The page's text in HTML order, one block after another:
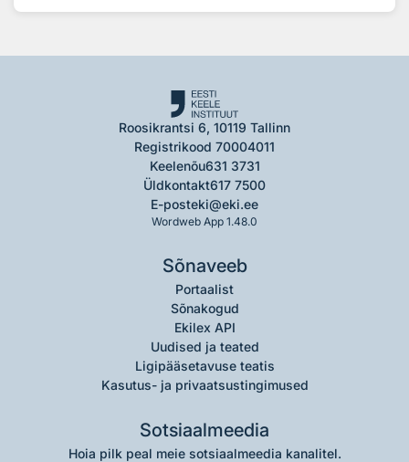
Roosikrantsi 6, 10119 Tallinn
Registrikood 70004011
Keelenõu631 3731
Üldkontakt617 7500
E-posteki@eki.ee
Wordweb App 1.48.0
Sõnaveeb
Portaalist
Sõnakogud
Ekilex API
Uudised ja teated
Ligipääsetavuse teatis
Kasutus- ja privaatsustingimused
Sotsiaalmeedia
Hoia pilk peal meie sotsiaalmeedia kanalitel.